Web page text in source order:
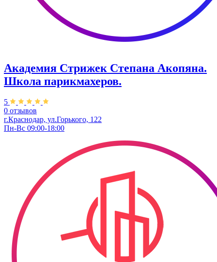
Академия Стрижек Степана Акопяна.
Школа парикмахеров.
5
0 отзывов
г.Краснодар, ул.Горького, 122
Пн-Вс 09:00-18:00